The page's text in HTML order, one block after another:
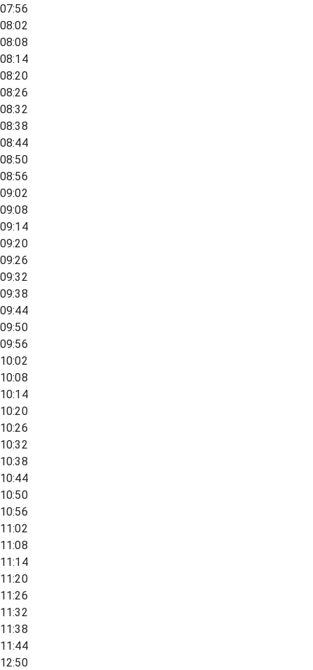
07:56
08:02
08:08
08:14
08:20
08:26
08:32
08:38
08:44
08:50
08:56
09:02
09:08
09:14
09:20
09:26
09:32
09:38
09:44
09:50
09:56
10:02
10:08
10:14
10:20
10:26
10:32
10:38
10:44
10:50
10:56
11:02
11:08
11:14
11:20
11:26
11:32
11:38
11:44
12:50